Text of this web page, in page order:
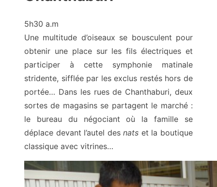
5h30 a.m
Une multitude d’oiseaux se bousculent pour
obtenir une place sur les fils électriques et
participer à cette symphonie matinale
stridente, sifflée par les exclus restés hors de
portée… Dans les rues de Chanthaburi, deux
sortes de magasins se partagent le marché :
le bureau du négociant où la famille se
déplace devant l’autel desnats et la boutique
classique avec vitrines…